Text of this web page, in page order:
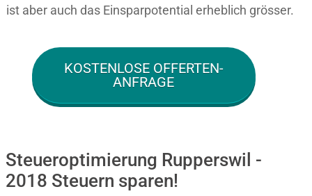
ist aber auch das Einsparpotential erheblich grösser.
KOSTENLOSE OFFERTEN-
ANFRAGE
Steueroptimierung Rupperswil -
2018 Steuern sparen!